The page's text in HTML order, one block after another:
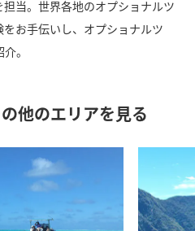
当。世界各地のオプショナルツ
お手伝いし、オプショナルツ
。
他のエリアを見る